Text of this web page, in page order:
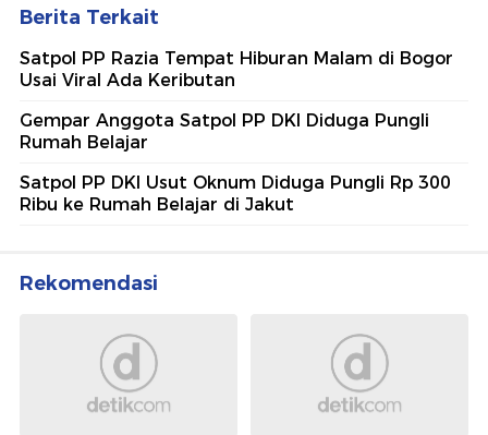
Berita Terkait
Satpol PP Razia Tempat Hiburan Malam di Bogor
Usai Viral Ada Keributan
Gempar Anggota Satpol PP DKI Diduga Pungli
Rumah Belajar
Satpol PP DKI Usut Oknum Diduga Pungli Rp 300
Ribu ke Rumah Belajar di Jakut
Rekomendasi